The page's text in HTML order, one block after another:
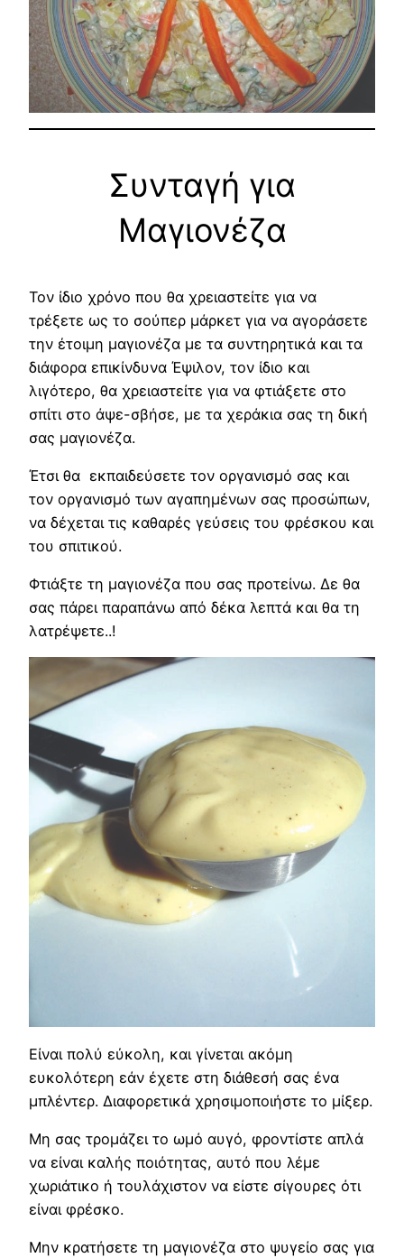
Συνταγή για
Μαγιονέζα
Τον ίδιο χρόνο που θα χρειαστείτε για να
τρέξετε ως το σούπερ μάρκετ για να αγοράσετε
την έτοιμη μαγιονέζα με τα συντηρητικά και τα
διάφορα επικίνδυνα Έψιλον, τον ίδιο και
λιγότερο, θα χρειαστείτε για να φτιάξετε στο
σπίτι στο άψε-σβήσε, με τα χεράκια σας τη δική
σας μαγιονέζα.
Έτσι θα εκπαιδεύσετε τον οργανισμό σας και
τον οργανισμό των αγαπημένων σας προσώπων,
να δέχεται τις καθαρές γεύσεις του φρέσκου και
του σπιτικού.
Φτιάξτε τη μαγιονέζα που σας προτείνω. Δε θα
σας πάρει παραπάνω από δέκα λεπτά και θα τη
λατρέψετε..!
Είναι πολύ εύκολη, και γίνεται ακόμη
ευκολότερη εάν έχετε στη διάθεσή σας ένα
μπλέντερ. Διαφορετικά χρησιμοποιήστε το μίξερ.
Μη σας τρομάζει το ωμό αυγό, φροντίστε απλά
να είναι καλής ποιότητας, αυτό που λέμε
χωριάτικο ή τουλάχιστον να είστε σίγουρες ότι
είναι φρέσκο.
Μην κρατήσετε τη μαγιονέζα στο ψυγείο σας για